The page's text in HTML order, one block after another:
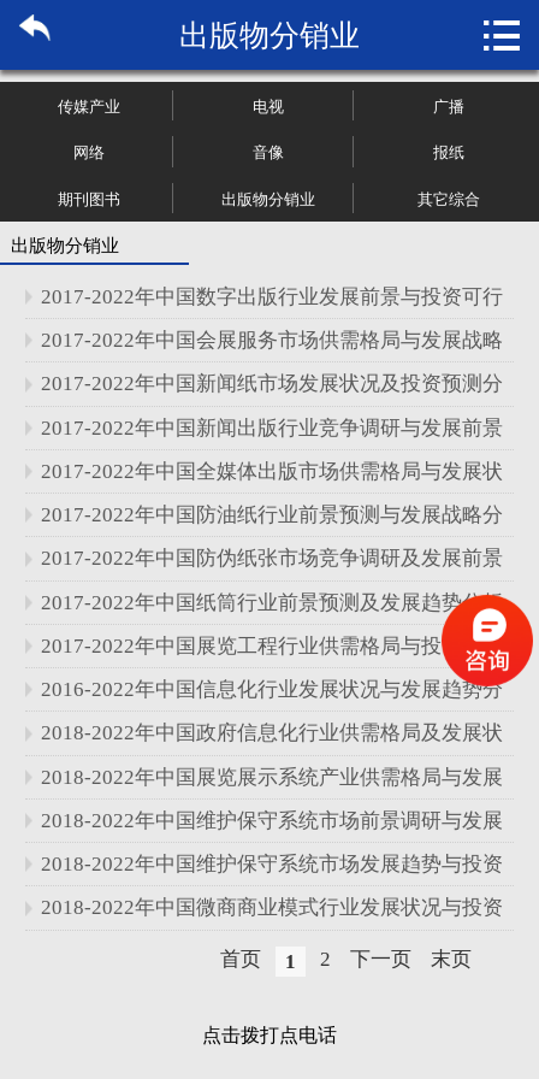

关于博纳
管理咨询
大数据
新闻资讯
加入我们
出版物分销业 
传媒产业 电视 广播
网络 音像 报纸
期刊图书 出版物分销业 其它综合
出版物分销业
2017-2022年中国数字出版行业发展前景与投资可行
性研究报告
2017-2022年中国会展服务市场供需格局与发展战略
分析报告
2017-2022年中国新闻纸市场发展状况及投资预测分
析报告
2017-2022年中国新闻出版行业竞争调研与发展前景
分析报告
2017-2022年中国全媒体出版市场供需格局与发展状
况分析报告
2017-2022年中国防油纸行业前景预测与发展战略分
析报告
2017-2022年中国防伪纸张市场竞争调研及发展前景
分析报告
2017-2022年中国纸筒行业前景预测及发展趋势分析
报告
2017-2022年中国展览工程行业供需格局与投资可行
性研究报告
2016-2022年中国信息化行业发展状况与发展趋势分
析报告
2018-2022年中国政府信息化行业供需格局及发展状
况分析报告
2018-2022年中国展览展示系统产业供需格局与发展
战略分析报告
2018-2022年中国维护保守系统市场前景调研与发展
趋势分析报告
2018-2022年中国维护保守系统市场发展趋势与投资
预测分析报告
2018-2022年中国微商商业模式行业发展状况与投资
首页 1 2 下一页 末页
点击拨打点电话